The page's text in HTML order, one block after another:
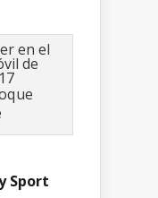
Sport